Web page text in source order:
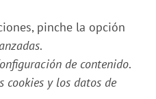
pinche la opción
.
de contenido.
cookies y los datos de